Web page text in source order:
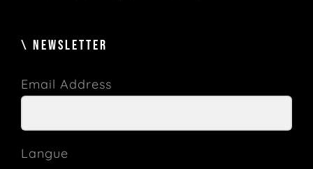
\ NEWSLETTER
Email Address
Langue